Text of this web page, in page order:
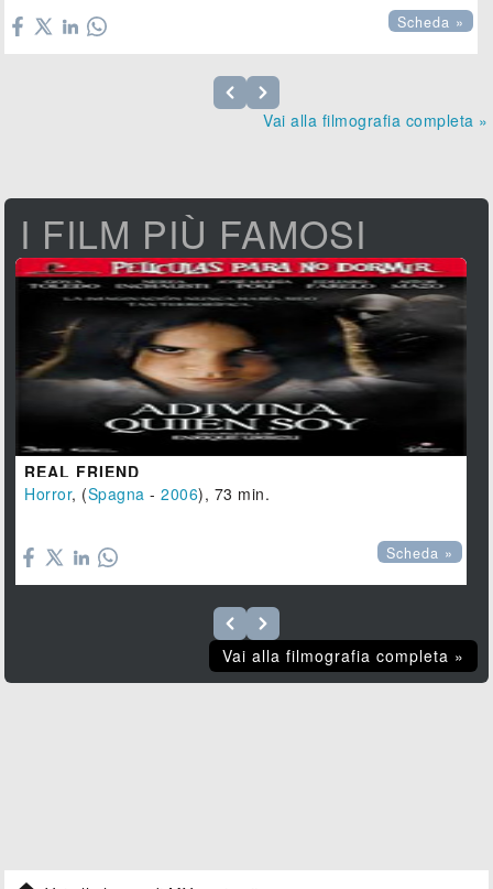
Scheda »
Vai alla filmografia completa »
I FILM PIÙ FAMOSI
REAL FRIEND
Horror, (Spagna -2006), 73 min.
Scheda »
Vai alla filmografia completa »